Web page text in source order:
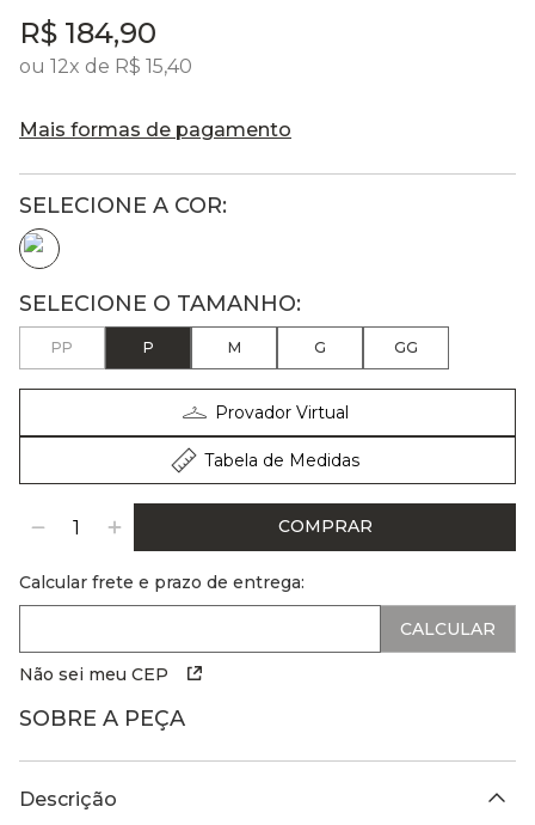
R$ 184,90
ou 12x de R$ 15,40
Mais formas de pagamento
PP P M G GG
Provador Virtual
Tabela de Medidas
COMPRAR
Calcular frete e prazo de entrega:
Não sei meu CEP
SOBRE A PEÇA
Descrição